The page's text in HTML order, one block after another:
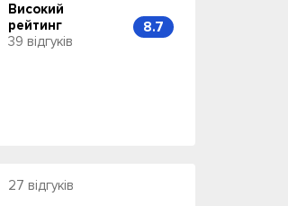
Високий
рейтинг
39 відгуків
8.7
27 відгуків